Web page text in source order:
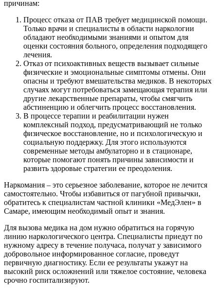
причинам:
Процесс отказа от ПАВ требует медицинской помощи.
Только врачи и специалисты в области наркологии
обладают необходимыми знаниями и опытом для
оценки состояния больного, определения подходящего
лечения.
Отказ от психоактивных веществ вызывает сильные
физические и эмоциональные симптомы отмены. Они
опасны и требуют вмешательства медиков. В некоторых
случаях могут потребоваться замещающая терапия или
другие лекарственные препараты, чтобы смягчить
абстиненцию и облегчить процесс восстановления.
В процессе терапии и реабилитации нужен
комплексный подход, предусматривающий не только
физическое восстановление, но и психологическую и
социальную поддержку. Для этого используются
современные методы амбулаторно и в стационаре,
которые помогают понять причины зависимости и
развить здоровые стратегии ее преодоления.
Наркомания – это серьезное заболевание, которое не лечится
самостоятельно. Чтобы избавиться от пагубной привычки,
обратитесь к специалистам частной клиники «МедЭлен» в
Самаре, имеющим необходимый опыт и знания.
Для вызова медика на дом нужно обратиться на горячую
линию наркологического центра. Специалисты приедут по
нужному адресу в течение получаса, получат у зависимого
добровольное информированное согласие, проведут
первичную диагностику. Если ее результаты укажут на
высокий риск осложнений или тяжелое состояние, человека
срочно госпитализируют.